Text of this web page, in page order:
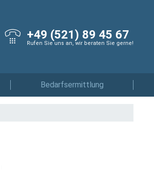
+49 (521) 89 45 67
Rufen Sie uns an, wir beraten Sie gerne!
Bedarfsermittlung